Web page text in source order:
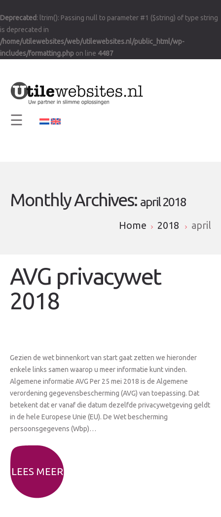
Deprecated: ltrim(): Passing null to parameter #1 ($string) of type string
is deprecated in
/home/utilewebsites/web/utilewebsites.nl/public_html/wp-
includes/formatting.php on line 4487
×
Home
Visie en Missie
Diensten
Support
Contact
☰
Monthly Archives: april 2018
Home 2018 april
AVG privacywet
2018
Gezien de wet binnenkort van start gaat zetten we hieronder
enkele links samen waarop u meer informatie kunt vinden.
Algemene informatie AVG Per 25 mei 2018 is de Algemene
verordening gegevensbescherming (AVG) van toepassing. Dat
betekent dat er vanaf die datum dezelfde privacywetgeving geldt
in de hele Europese Unie (EU). De Wet bescherming
persoonsgegevens (Wbp)…
LEES MEER